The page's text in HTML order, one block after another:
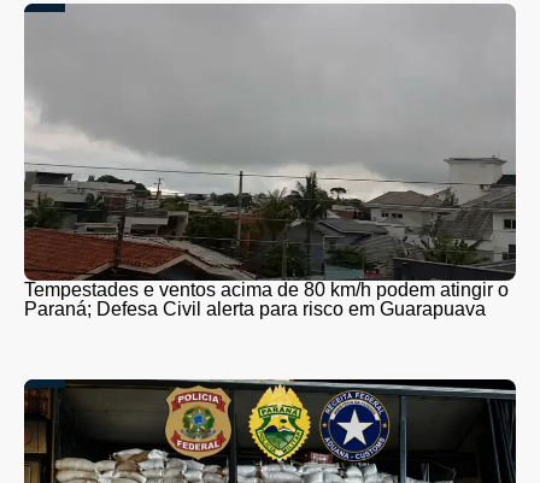
Tempestades e ventos acima de 80 km/h podem atingir o
Paraná; Defesa Civil alerta para risco em Guarapuava